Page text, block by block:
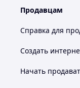
Продавцам
Справка для
Создать
Начать